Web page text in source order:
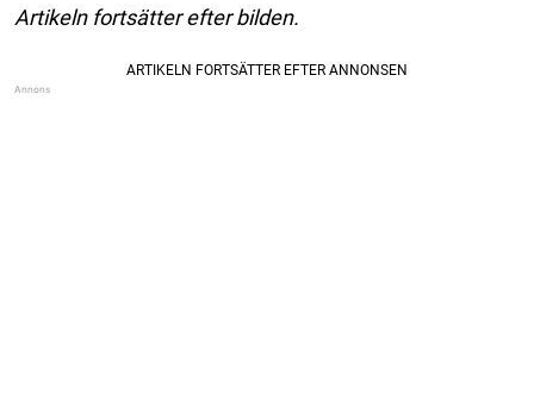
Artikeln fortsätter efter bilden.